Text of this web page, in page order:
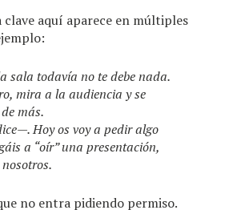
aquí aparece en múltiples
sala todavía no te debe nada.
mira a la audiencia y se
más.
Hoy os voy a pedir algo
a “oír” una presentación,
no entra pidiendo permiso.